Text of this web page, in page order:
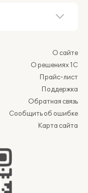
О сайте
О решениях 1С
Прайс-лист
Поддержка
Обратная связь
Сообщить об ошибке
Карта сайта